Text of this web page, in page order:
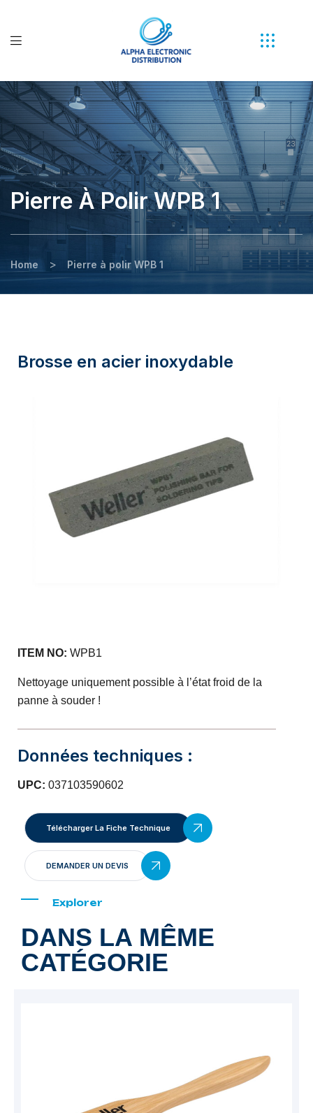
Pierre À Polir WPB 1
Home > Pierre à polir WPB 1
Brosse en acier inoxydable
ITEM NO: WPB1
Nettoyage uniquement possible à l’état froid de la
panne à souder !
Données techniques :
UPC: 037103590602
Télécharger La Fiche Technique
DEMANDER UN DEVIS
Explorer
DANS LA MÊME
CATÉGORIE